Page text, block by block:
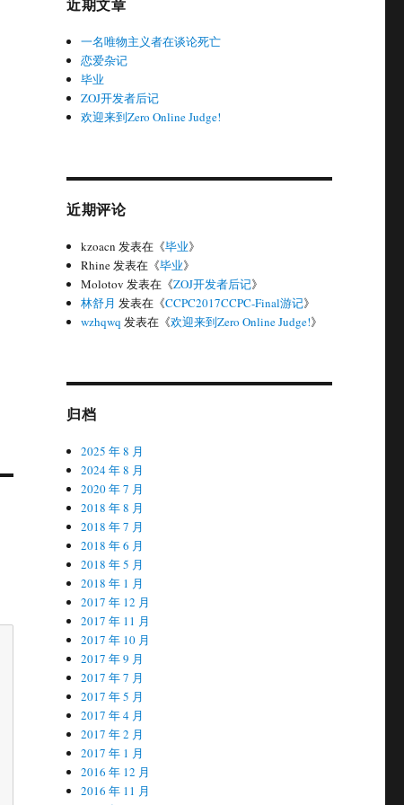
一名唯物主义者在谈论死亡
恋爱杂记
毕业
ZOJ开发者后记
欢迎来到Zero Online Judge!
近期评论
kzoacn 发表在《毕业》
Rhine发表在《毕业》
Molotov 发表在《ZOJ开发者后记》
林舒月 发表在《CCPC2017CCPC-Final游记》
wzhqwq 发表在《欢迎来到Zero Online Judge!》
归档
2025 年 8 月
2024 年 8 月
2020 年 7 月
2018 年 8 月
2018 年 7 月
2018 年 6 月
2018 年 5 月
2018 年 1 月
2017 年 12 月
2017 年 11 月
2017 年 10 月
2017 年 9 月
2017 年 7 月
2017 年 5 月
2017 年 4 月
2017 年 2 月
2017 年 1 月
2016 年 12 月
2016 年 11 月